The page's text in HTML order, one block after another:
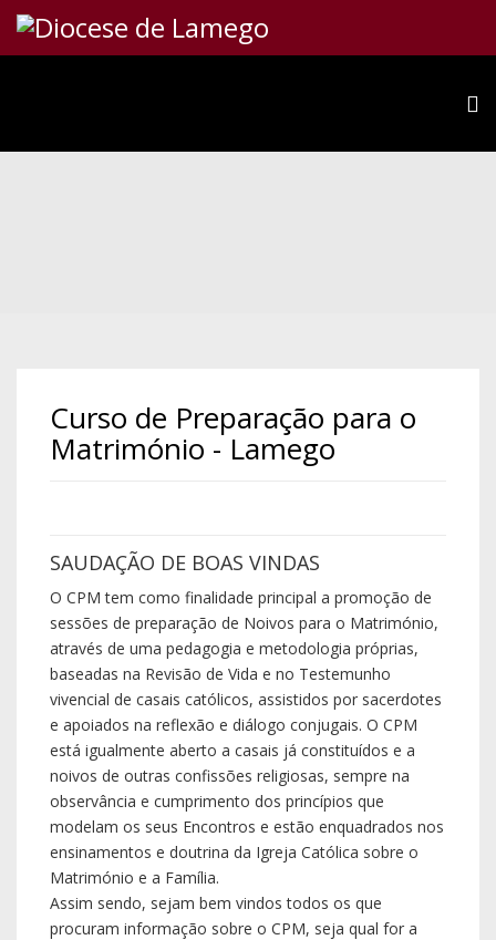
Curso de Preparação para o
Matrimónio - Lamego
SAUDAÇÃO DE BOAS VINDAS
O CPM tem como finalidade principal a promoção de
sessões de preparação de Noivos para o Matrimónio,
através de uma pedagogia e metodologia próprias,
baseadas na Revisão de Vida e no Testemunho
vivencial de casais católicos, assistidos por sacerdotes
e apoiados na reflexão e diálogo conjugais. O CPM
está igualmente aberto a casais já constituídos e a
noivos de outras confissões religiosas, sempre na
observância e cumprimento dos princípios que
modelam os seus Encontros e estão enquadrados nos
ensinamentos e doutrina da Igreja Católica sobre o
Matrimónio e a Família.
Assim sendo, sejam bem vindos todos os que
procuram informação sobre o CPM, seja qual for a